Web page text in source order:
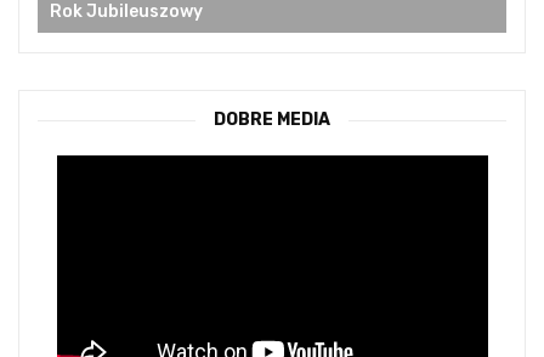
Rok Jubileuszowy
DOBRE MEDIA